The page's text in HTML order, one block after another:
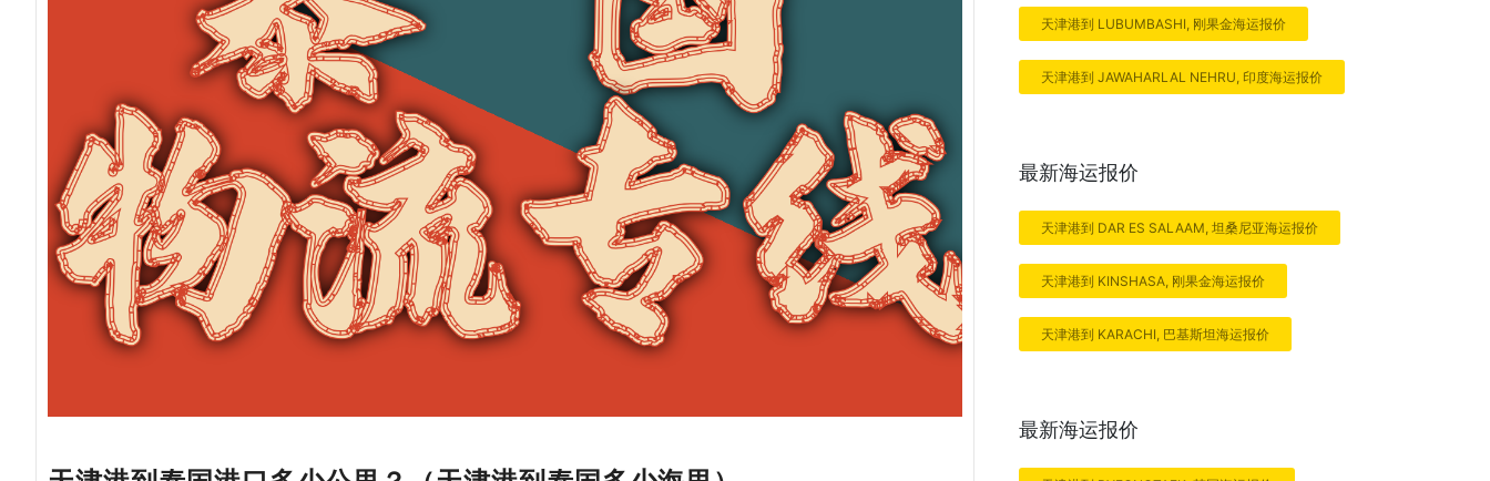
天津港到 LUBUMBASHI, 刚果金海运报价
天津港到 JAWAHARLAL NEHRU, 印度海运报价
最新海运报价
天津港到 DAR ES SALAAM, 坦桑尼亚海运报价
天津港到 KINSHASA, 刚果金海运报价
天津港到 KARACHI, 巴基斯坦海运报价
最新海运报价